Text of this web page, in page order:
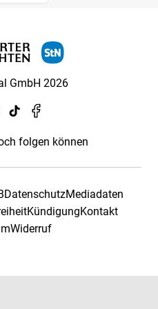
GmbH 2026
folgen können
DatenschutzMediadaten
KündigungKontakt
Widerruf